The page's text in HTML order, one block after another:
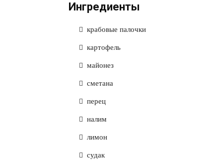
Ингредиенты
крабовые палочки
картофель
майонез
сметана
перец
налим
лимон
судак